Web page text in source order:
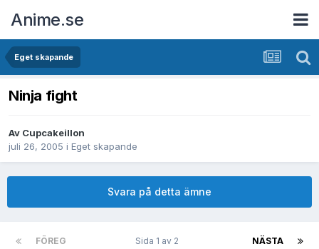
Anime.se
Eget skapande
Ninja fight
Av Cupcakeillon
juli 26, 2005 i Eget skapande
Svara på detta ämne
FÖREG NÄSTA
Sida 1 av 2